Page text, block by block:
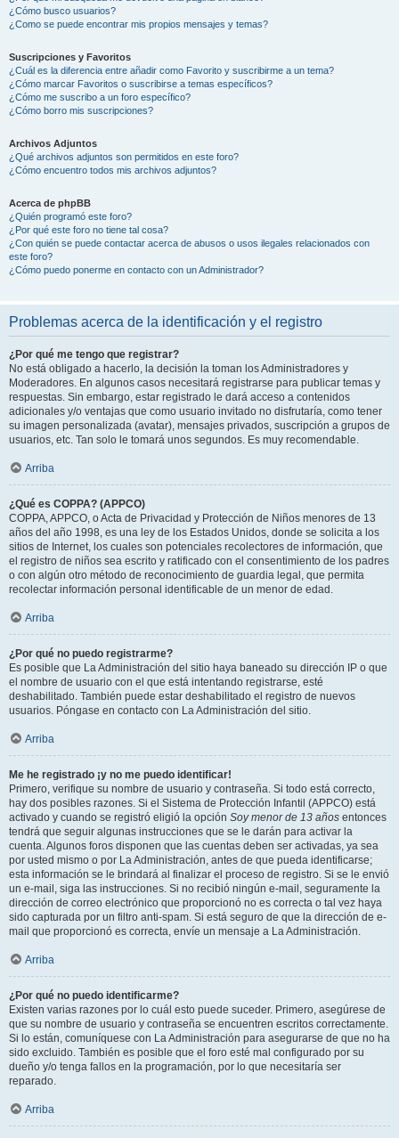
¿Cómo busco usuarios?
¿Como se puede encontrar mis propios mensajes y temas?
Suscripciones y Favoritos
¿Cuál es la diferencia entre añadir como Favorito y suscribirme a un tema?
¿Cómo marcar Favoritos o suscribirse a temas específicos?
¿Cómo me suscribo a un foro específico?
¿Cómo borro mis suscripciones?
Archivos Adjuntos
¿Qué archivos adjuntos son permitidos en este foro?
¿Cómo encuentro todos mis archivos adjuntos?
Acerca de phpBB
¿Quién programó este foro?
¿Por qué este foro no tiene tal cosa?
¿Con quién se puede contactar acerca de abusos o usos ilegales relacionados con
este foro?
¿Cómo puedo ponerme en contacto con un Administrador?
Problemas acerca de la identificación y el registro
¿Por qué me tengo que registrar?
No está obligado a hacerlo, la decisión la toman los Administradores y
Moderadores. En algunos casos necesitará registrarse para publicar temas y
respuestas. Sin embargo, estar registrado le dará acceso a contenidos
adicionales y/o ventajas que como usuario invitado no disfrutaría, como tener
su imagen personalizada (avatar), mensajes privados, suscripción a grupos de
usuarios, etc. Tan solo le tomará unos segundos. Es muy recomendable.
Arriba
¿Qué es COPPA? (APPCO)
COPPA, APPCO, o Acta de Privacidad y Protección de Niños menores de 13
años del año 1998, es una ley de los Estados Unidos, donde se solicita a los
sitios de Internet, los cuales son potenciales recolectores de información, que
el registro de niños sea escrito y ratificado con el consentimiento de los padres
o con algún otro método de reconocimiento de guardia legal, que permita
recolectar información personal identificable de un menor de edad.
Arriba
¿Por qué no puedo registrarme?
Es posible que La Administración del sitio haya baneado su dirección IP o que
el nombre de usuario con el que está intentando registrarse, esté
deshabilitado. También puede estar deshabilitado el registro de nuevos
usuarios. Póngase en contacto con La Administración del sitio.
Arriba
Me he registrado ¡y no me puedo identificar!
Primero, verifique su nombre de usuario y contraseña. Si todo está correcto,
hay dos posibles razones. Si el Sistema de Protección Infantil (APPCO) está
activado y cuando se registró eligió la opción Soy menor de 13 años entonces
tendrá que seguir algunas instrucciones que se le darán para activar la
cuenta. Algunos foros disponen que las cuentas deben ser activadas, ya sea
por usted mismo o por La Administración, antes de que pueda identificarse;
esta información se le brindará al finalizar el proceso de registro. Si se le envió
un e-mail, siga las instrucciones. Si no recibió ningún e-mail, seguramente la
dirección de correo electrónico que proporcionó no es correcta o tal vez haya
sido capturada por un filtro anti-spam. Si está seguro de que la dirección de e-
mail que proporcionó es correcta, envíe un mensaje a La Administración.
Arriba
¿Por qué no puedo identificarme?
Existen varias razones por lo cuál esto puede suceder. Primero, asegúrese de
que su nombre de usuario y contraseña se encuentren escritos correctamente.
Si lo están, comuníquese con La Administración para asegurarse de que no ha
sido excluido. También es posible que el foro esté mal configurado por su
dueño y/o tenga fallos en la programación, por lo que necesitaría ser
reparado.
Arriba